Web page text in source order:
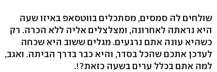
שולחים לה סמסים, מסתכלים בווטסאפ באיזו שעה
היא נראתה לאחרונה, ומצלצלים אליה ללא הכרה. רק
כשהיא עונה אתם נרגעים. מגלים ששוב היא שכחה
לעדכן אתכם שהכל בסדר, והיא כבר בדרך הביתה. ואגב,
למה אתם בכלל ערים בשעה כזאת?!.